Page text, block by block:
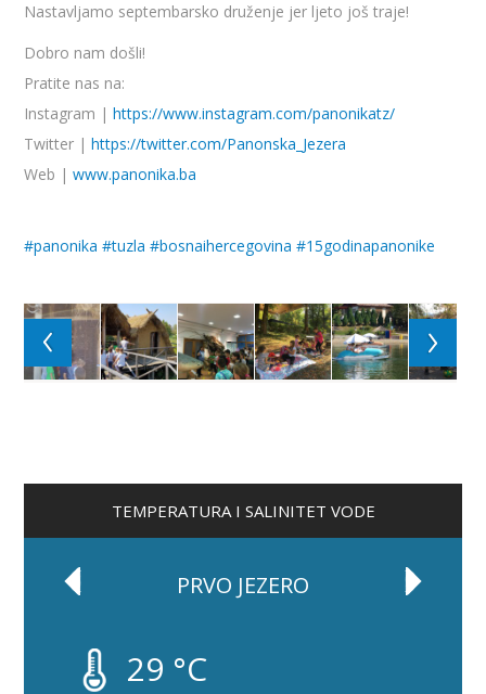
Nastavljamo septembarsko druženje jer ljeto još traje!
Dobro nam došli!
Pratite nas na:
Instagram |https://www.instagram.com/panonikatz/
Twitter |https://twitter.com/Panonska_Jezera
Web |www.panonika.ba
#panonika #tuzla #bosnaihercegovina #15godinapanonike
TEMPERATURA I SALINITET VODE
PRVO JEZERO
29 °C